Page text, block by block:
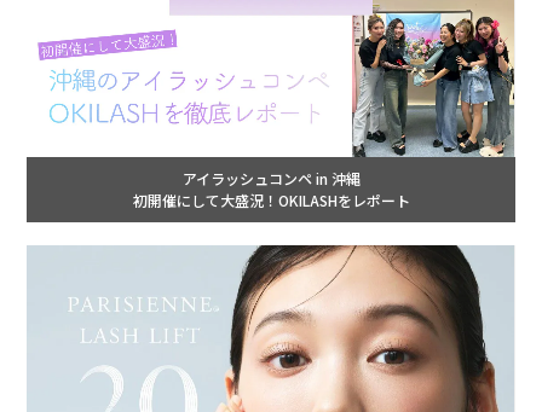
アイラッシュコンペ in 沖縄
初開催にして大盛況！OKILASHをレポート